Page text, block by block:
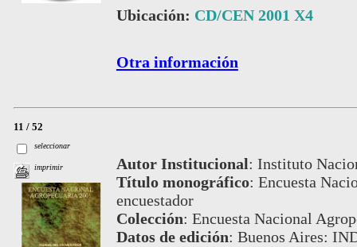
Ubicación: CD/CEN 2001 X4
Otra información
11 / 52
seleccionar
imprimir Autor Institucional: Instituto
Título monográfico: Encuesta
encuestador
Colección: Encuesta Nacional
Datos de edición: Buenos Aires: